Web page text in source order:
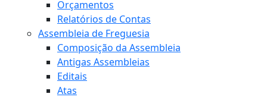
Orçamentos
Relatórios de Contas
Assembleia de Freguesia
Composição da Assembleia
Antigas Assembleias
Editais
Atas